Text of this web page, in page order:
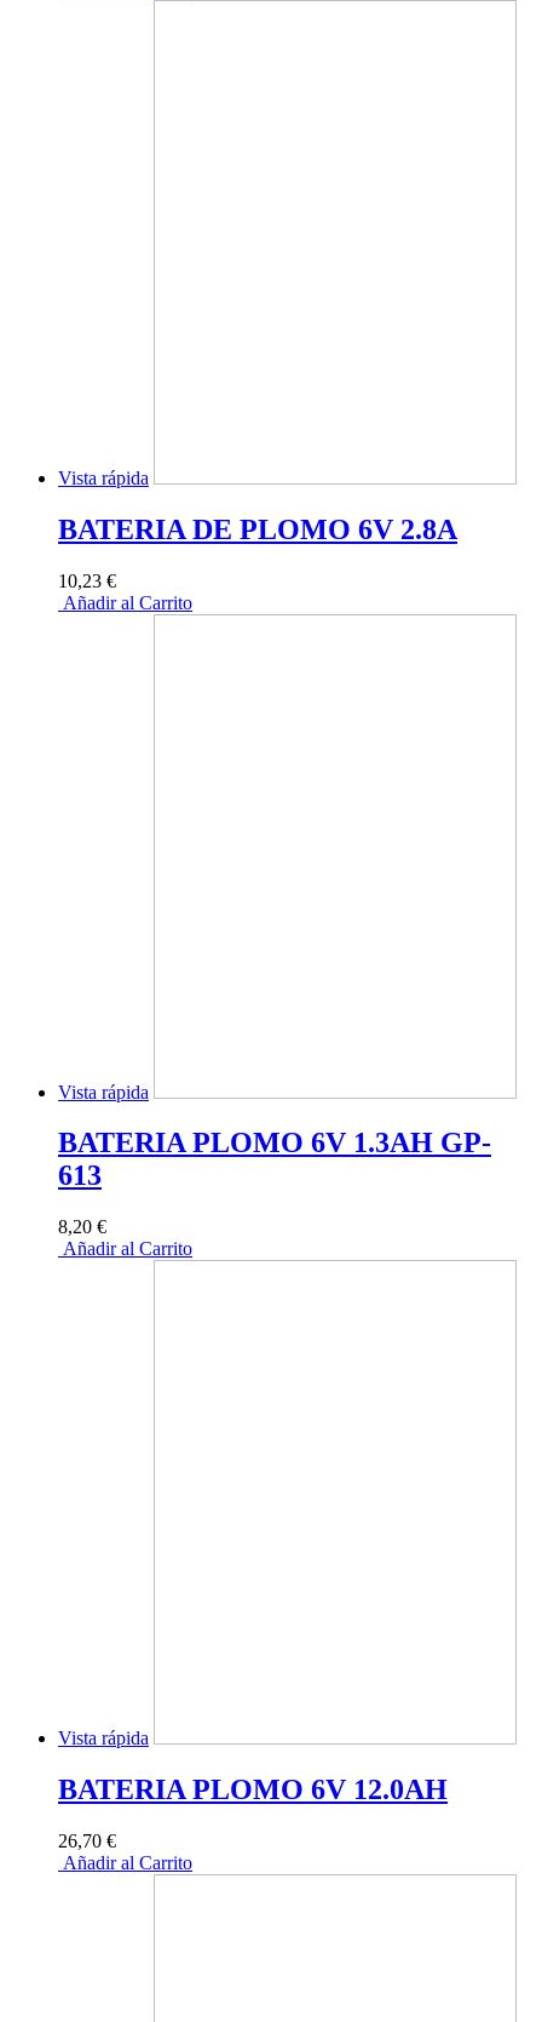
Vista rápida
BATERIA DE PLOMO 6V 2.8A
10,23 €
Añadir al Carrito
Vista rápida
BATERIA PLOMO 6V 1.3AH GP-
613
8,20 €
Añadir al Carrito
Vista rápida
BATERIA PLOMO 6V 12.0AH
26,70 €
Añadir al Carrito